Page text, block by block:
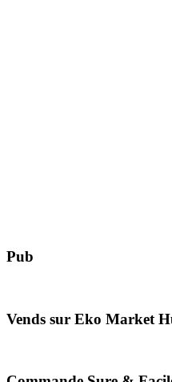
Pub
Vends sur Eko Market